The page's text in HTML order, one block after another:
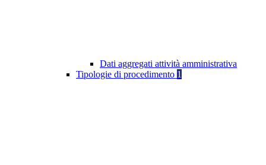
Dati aggregati attività amministrativa
Tipologie di procedimento 1